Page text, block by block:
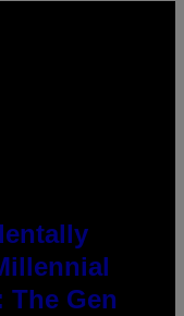
The Gen